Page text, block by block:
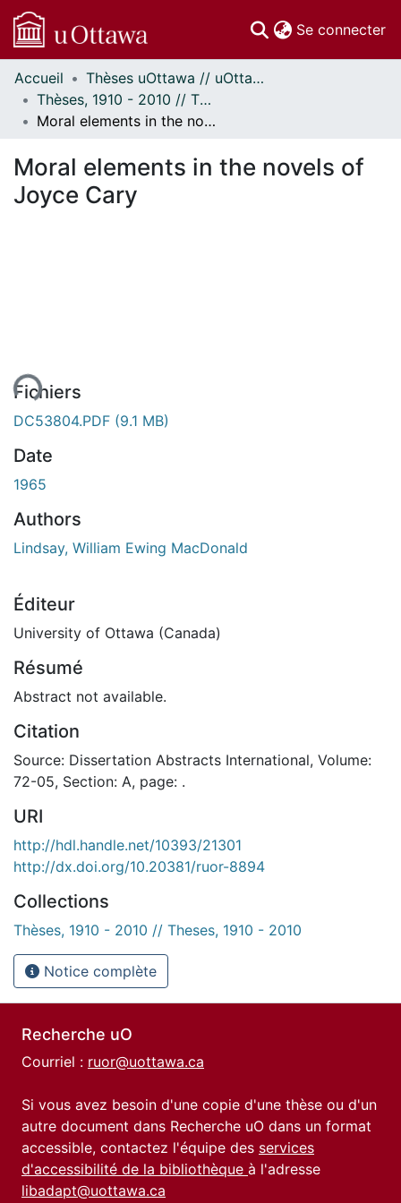
Se connecter
Communautés
et collections
Parcourir
À propos
Accueil
Thèses uOttawa // uOttawa Theses
Thèses, 1910 - 2010 // Theses, 1910 - 2010
Moral elements in the novels of Joyce Cary
Moral elements in the novels of
Joyce Cary
Fichiers
DC53804.PDF (9.1 MB)
Date
1965
Authors
Lindsay, William Ewing MacDonald
Éditeur
University of Ottawa (Canada)
Résumé
Abstract not available.
Citation
Source: Dissertation Abstracts International, Volume:
72-05, Section: A, page: .
URI
http://hdl.handle.net/10393/21301
http://dx.doi.org/10.20381/ruor-8894
Collections
Thèses, 1910 - 2010 // Theses, 1910 - 2010
Notice complète
Recherche uO
Courriel : ruor@uottawa.ca
Si vous avez besoin d'une copie d'une thèse ou d'un
autre document dans Recherche uO dans un format
accessible, contactez l'équipe des services
d'accessibilité de la bibliothèque à l'adresse
libadapt@uottawa.ca